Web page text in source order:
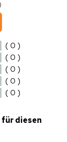
( 0 )
( 0 )
( 0 )
( 0 )
( 0 )
für diesen